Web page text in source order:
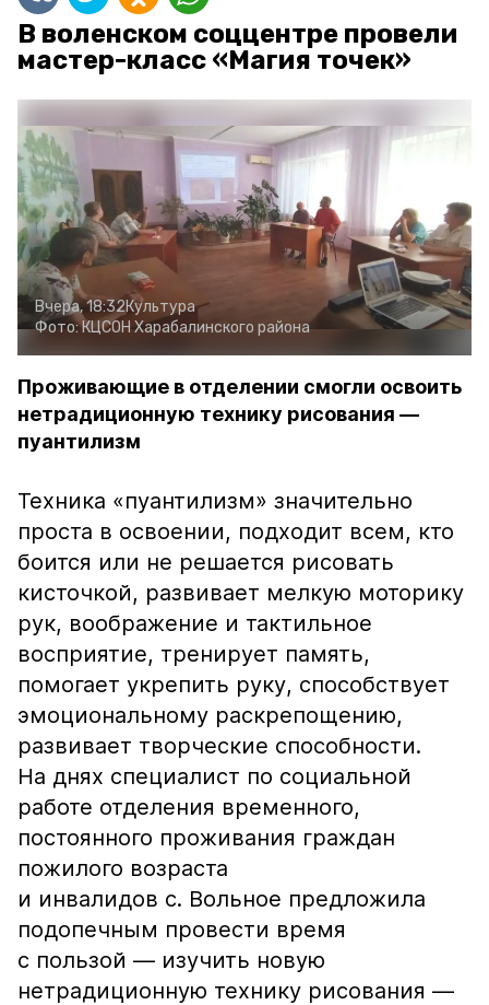
В воленском соццентре провели
мастер-класс «Магия точек»
Вчера, 18:32Культура
Фото:КЦСОН Харабалинского района
Проживающие в отделении смогли освоить
нетрадиционную технику рисования —
пуантилизм
Техника «пуантилизм» значительно
проста в освоении, подходит всем, кто
боится или не решается рисовать
кисточкой, развивает мелкую моторику
рук, воображение и тактильное
восприятие, тренирует память,
помогает укрепить руку, способствует
эмоциональному раскрепощению,
развивает творческие способности.
На днях специалист по социальной
работе отделения временного,
постоянного проживания граждан
пожилого возраста
и инвалидов с. Вольное предложила
подопечным провести время
с пользой — изучить новую
нетрадиционную технику рисования —